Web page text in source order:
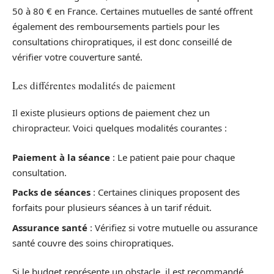
50 à 80 € en France. Certaines mutuelles de santé offrent
également des remboursements partiels pour les
consultations chiropratiques, il est donc conseillé de
vérifier votre couverture santé.
Les différentes modalités de paiement
Il existe plusieurs options de paiement chez un
chiropracteur. Voici quelques modalités courantes :
Paiement à la séance : Le patient paie pour chaque
consultation.
Packs de séances : Certaines cliniques proposent des
forfaits pour plusieurs séances à un tarif réduit.
Assurance santé : Vérifiez si votre mutuelle ou assurance
santé couvre des soins chiropratiques.
Si le budget représente un obstacle, il est recommandé